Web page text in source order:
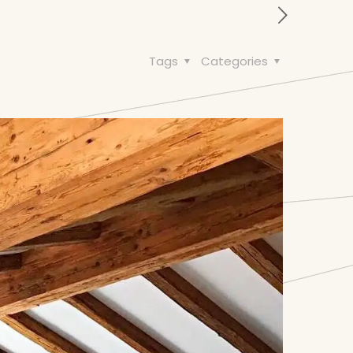
Categories
Tags